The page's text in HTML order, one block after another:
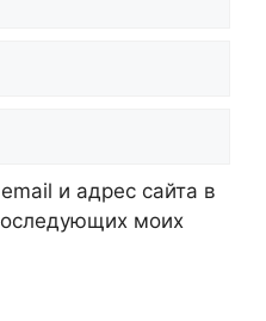
и адрес сайта в
моих